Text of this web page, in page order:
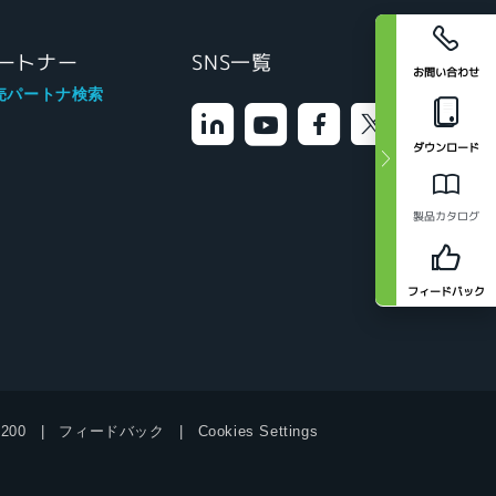
お問い合わせ
ダウンロード
製品カタログ
フィードバック
トナー
パートナ検索
SNS一覧
フィードバック Cookies Settings